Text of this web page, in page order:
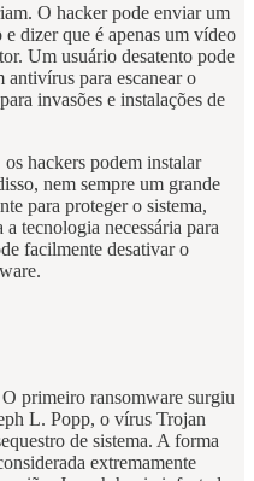
O hacker pode enviar um
dizer que é apenas um vídeo
Um usuário desatento pode
para escanear o
invasões e instalações de
hackers podem instalar
nem sempre um grande
para proteger o sistema,
tecnologia necessária para
facilmente desativar o
primeiro ransomware surgiu
L. Popp, o vírus Trojan
de sistema. A forma
extremamente